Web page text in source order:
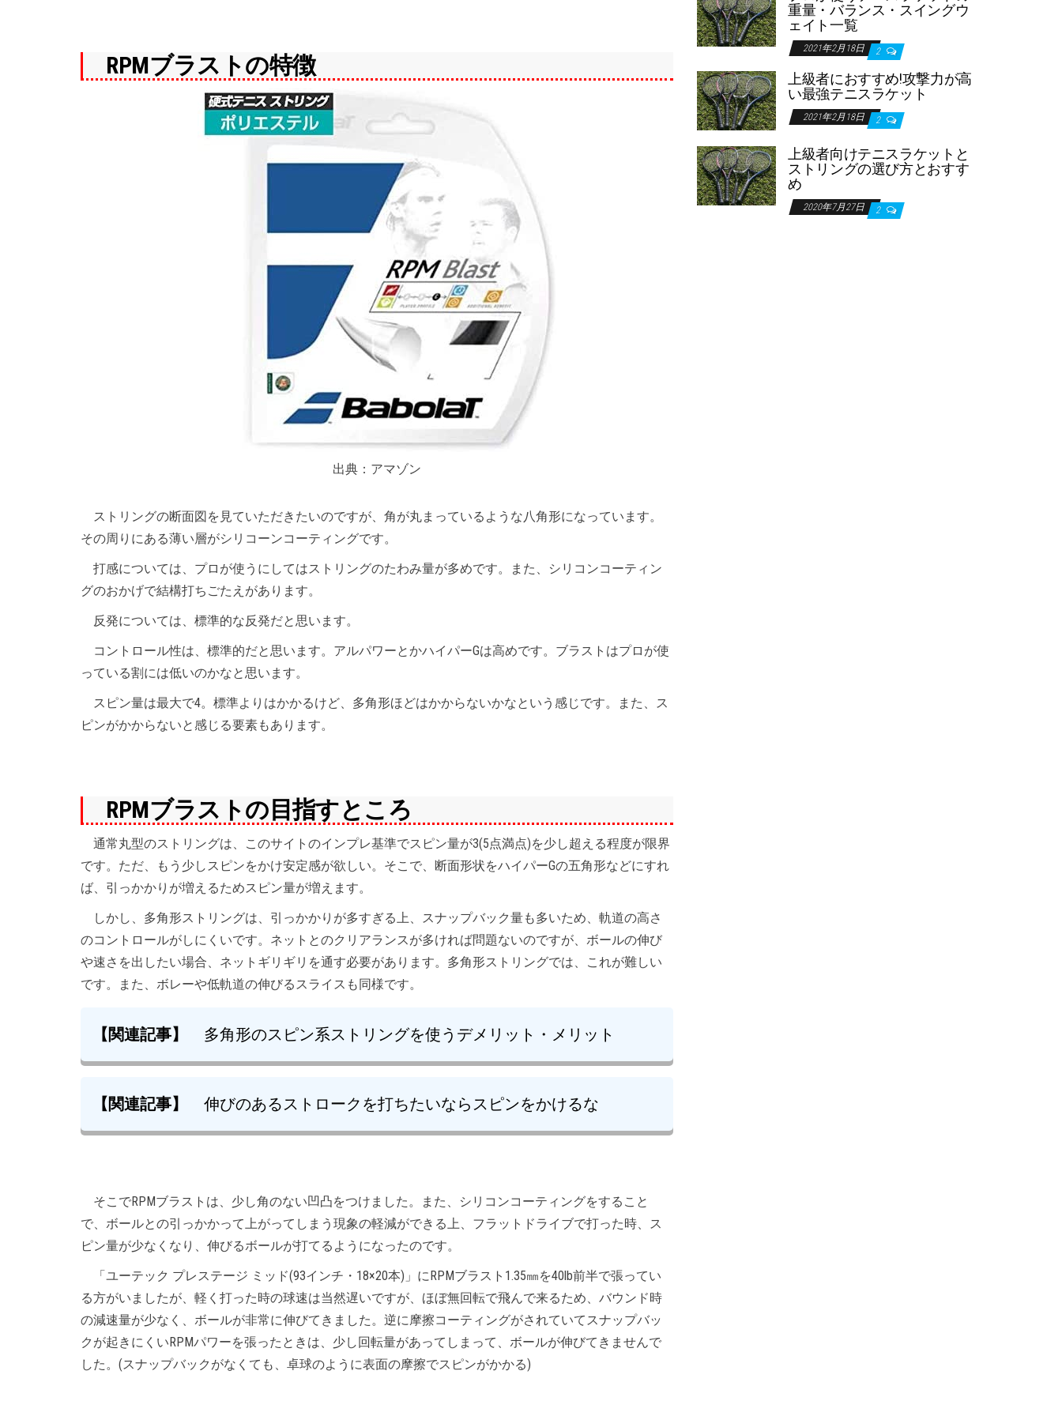
RPMブラストの特徴
出典：アマゾン
ストリングの断面図を見ていただきたいのですが、角が丸まっているような八角形になっています。
その周りにある薄い層がシリコーンコーティングです。
打感については、プロが使うにしてはストリングのたわみ量が多めです。また、シリコンコーティン
グのおかげで結構打ちごたえがあります。
反発については、標準的な反発だと思います。
コントロール性は、標準的だと思います。アルパワーとかハイパーGは高めです。ブラストはプロが使
っている割には低いのかなと思います。
スピン量は最大で4。標準よりはかかるけど、多角形ほどはかからないかなという感じです。また、ス
ピンがかからないと感じる要素もあります。
RPMブラストの目指すところ
通常丸型のストリングは、このサイトのインプレ基準でスピン量が3(5点満点)を少し超える程度が限界
です。ただ、もう少しスピンをかけ安定感が欲しい。そこで、断面形状をハイパーGの五角形などにすれ
ば、引っかかりが増えるためスピン量が増えます。
しかし、多角形ストリングは、引っかかりが多すぎる上、スナップバック量も多いため、軌道の高さ
のコントロールがしにくいです。ネットとのクリアランスが多ければ問題ないのですが、ボールの伸び
や速さを出したい場合、ネットギリギリを通す必要があります。多角形ストリングでは、これが難しい
です。また、ボレーや低軌道の伸びるスライスも同様です。
【関連記事】 多角形のスピン系ストリングを使うデメリット・メリット
【関連記事】 伸びのあるストロークを打ちたいならスピンをかけるな
そこでRPMブラストは、少し角のない凹凸をつけました。また、シリコンコーティングをすること
で、ボールとの引っかかって上がってしまう現象の軽減ができる上、フラットドライブで打った時、ス
ピン量が少なくなり、伸びるボールが打てるようになったのです。
「ユーテック プレステージ ミッド(93インチ・18×20本)」にRPMブラスト1.35㎜を40lb前半で張ってい
る方がいましたが、軽く打った時の球速は当然遅いですが、ほぼ無回転で飛んで来るため、バウンド時
の減速量が少なく、ボールが非常に伸びてきました。逆に摩擦コーティングがされていてスナップバッ
クが起きにくいRPMパワーを張ったときは、少し回転量があってしまって、ボールが伸びてきませんで
した。(スナップバックがなくても、卓球のように表面の摩擦でスピンがかかる)
重量・バランス・スイングウ
ェイト一覧
2021年2月18日 2
上級者におすすめ!攻撃力が高
い最強テニスラケット
2021年2月18日 2
上級者向けテニスラケットと
ストリングの選び方とおすす
め
2020年7月27日 2